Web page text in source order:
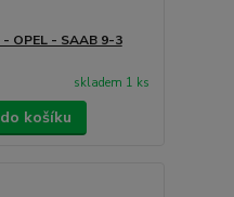
OPEL - SAAB 9-3
skladem 1 ks
košíku